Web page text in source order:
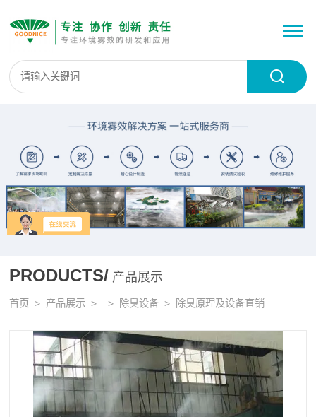
PRODUCTS/ 产品展示
首页 > 产品展示 > > 除臭设备 > 除臭原理及设备直销